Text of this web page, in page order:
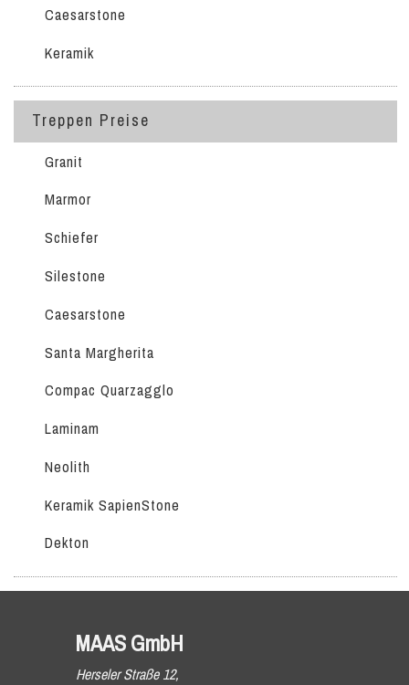
Caesarstone
Keramik
Treppen Preise
Granit
Marmor
Schiefer
Silestone
Caesarstone
Santa Margherita
Compac Quarzagglo
Laminam
Neolith
Keramik SapienStone
Dekton
MAAS GmbH
Herseler Straße 12,